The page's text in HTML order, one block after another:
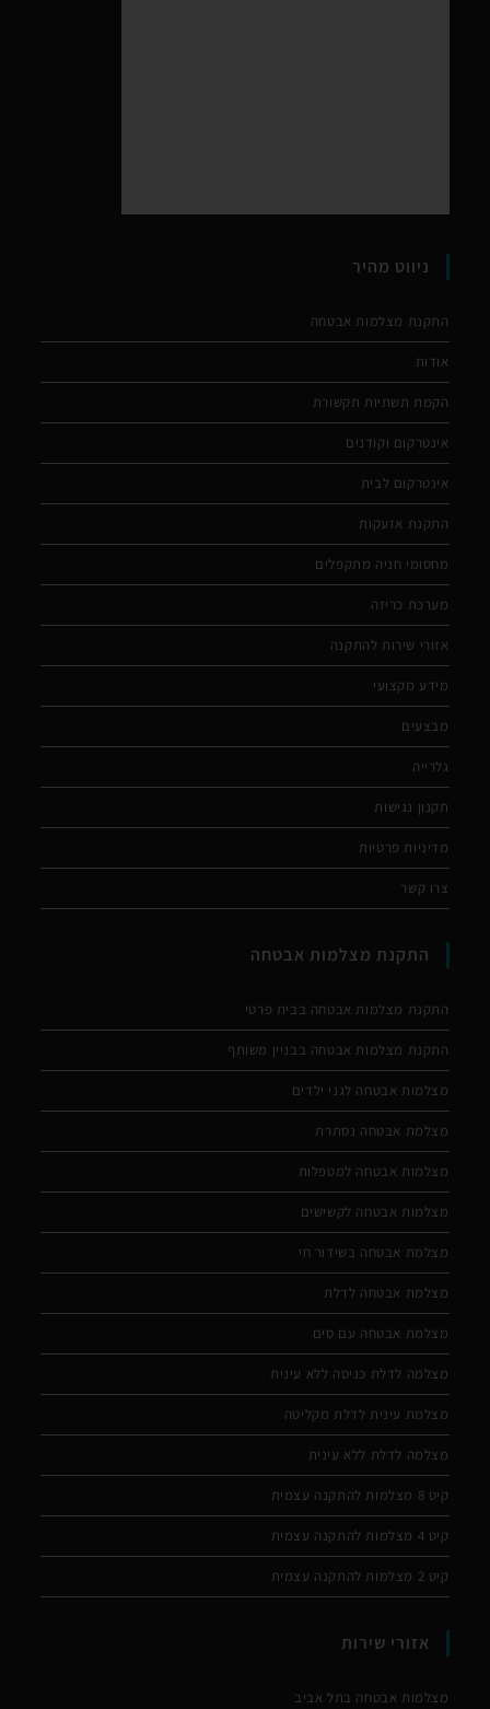
ניווט מהיר
התקנת מצלמות אבטחה
אודות
הקמת תשתיות תקשורת
אינטרקום וקודנים
אינטרקום לבית
התקנת אזעקות
מחסומי חניה מתקפלים
מערכת כריזה
אזורי שירות להתקנה
מידע מקצועי
מבצעים
גלרייה
תקנון נגישות
מדיניות פרטיות
צרו קשר
התקנת מצלמות אבטחה
התקנת מצלמות אבטחה בבית פרטי
התקנת מצלמות אבטחה בבניין משותף
מצלמות אבטחה לגני ילדים
מצלמת אבטחה נסתרת
מצלמות אבטחה למטפלות
מצלמות אבטחה לקשישים
מצלמת אבטחה בשידור חי
מצלמת אבטחה לדלת
מצלמת אבטחה עם סים
מצלמה לדלת כניסה ללא עינית
מצלמת עינית לדלת מקליטה
מצלמה לדלת ללא עינית
קיט 8 מצלמות להתקנה עצמית
קיט 4 מצלמות להתקנה עצמית
קיט 2 מצלמות להתקנה עצמית
אזורי שירות
מצלמות אבטחה בתל אביב